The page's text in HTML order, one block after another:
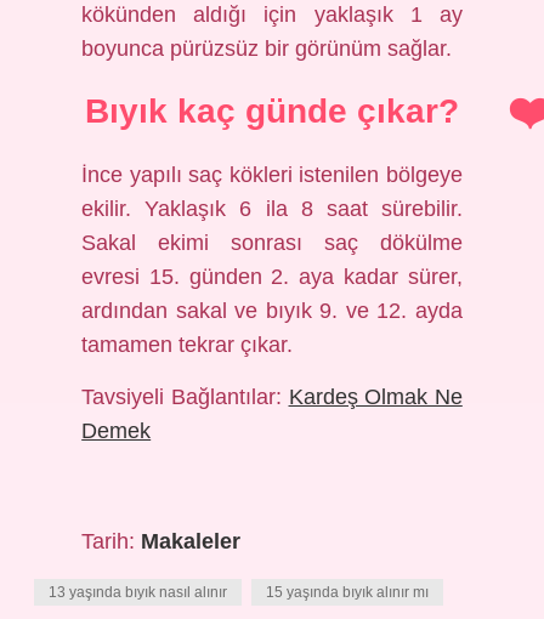
kökünden aldığı için yaklaşık 1 ay
boyunca pürüzsüz bir görünüm sağlar.
Bıyık kaç günde çıkar?
İnce yapılı saç kökleri istenilen bölgeye
ekilir. Yaklaşık 6 ila 8 saat sürebilir.
Sakal ekimi sonrası saç dökülme
evresi 15. günden 2. aya kadar sürer,
ardından sakal ve bıyık 9. ve 12. ayda
tamamen tekrar çıkar.
Tavsiyeli Bağlantılar: Kardeş Olmak Ne
Demek
Tarih: Makaleler
13 yaşında bıyık nasıl alınır 15 yaşında bıyık alınır mı